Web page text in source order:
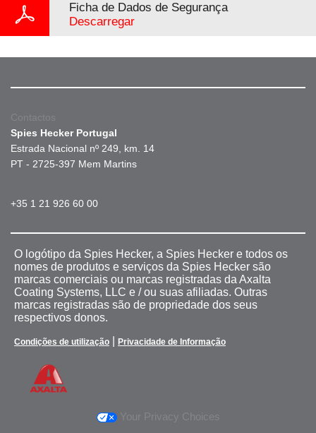
Ficha de Dados de Segurança
Descarregar
Contactos
Spies Hecker Portugal
Estrada Nacional nº 249, km. 14
PT - 2725-397 Mem Martins
+35 1 21 926 60 00
O logótipo da Spies Hecker, a Spies Hecker e todos os
nomes de produtos e serviços da Spies Hecker são
marcas comerciais ou marcas registradas da Axalta
Coating Systems, LLC e / ou suas afiliadas. Outras
marcas registradas são de propriedade dos seus
respectivos donos.
Condições de utilização Privacidade de Informação
Your Privacy Choices